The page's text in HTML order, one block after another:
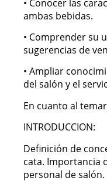
• Conocer las
ambas bebidas.
• Comprender su
sugerencias de
• Ampliar
del salón y el
En cuanto al
INTRODUCCION:
Definición de
cata. Importancia
personal de salón.